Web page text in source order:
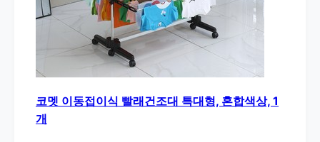
코멧 이동접이식 빨래건조대 특대형, 혼합색상, 1
개